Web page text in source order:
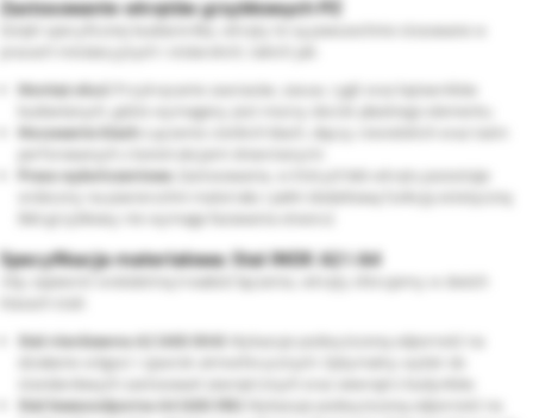
Zastosowanie wkrętów grzybkowych PZ
Dzięki specyficznej budowie łba, wkręty te są powszechnie stosowane w
Montaż okuć:
Przykręcanie zawiasów, zasuw, rygli oraz kątowników
budowlanych, gdzie wymagany jest mocny docisk płaskiego elementu.
Mocowanie blach:
Łączenie cienkich blach, złączy ciesielskich oraz taśm
Prace wykończeniowe:
Zastosowania, w których łeb wkrętu pozostaje
widoczny na powierzchni materiału i pełni dodatkową funkcję estetyczną
(łeb grzybkowy nie wymaga fazowania otworu).
Specyfikacja materiałowa: Stal INOX A2 i A4
Aby zapewnić wieloletnią trwałość łączenia, wkręty oferujemy w dwóch
Stal nierdzewna A2 (AISI 304):
Wykazuje podwyższoną odporność na
działanie wilgoci i zjawisk atmosferycznych. Optymalny wybór do
Stal kwasoodporna A4 (AISI 316):